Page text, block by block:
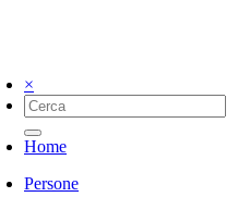
×
Home
Persone